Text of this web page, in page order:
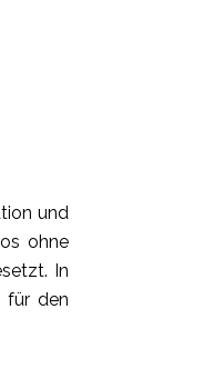
und
ohne
In
für den